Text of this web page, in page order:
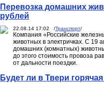
Перевозка домашних
рублей
22.08.14 17:02 /Транспорт/
Компания «Российские
животных в электричках. С 19
домашних (комнатных)
до этого стоимость провоза
от дальности поездки.
Будет ли в Твери